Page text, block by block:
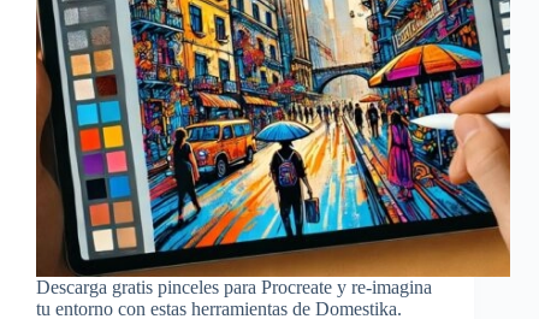
Descarga gratis pinceles para Procreate y re-imagina
tu entorno con estas herramientas de Domestika.